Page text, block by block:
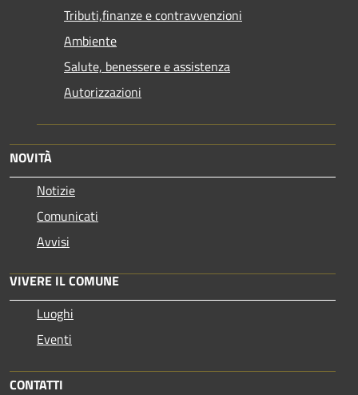
Tributi,finanze e contravvenzioni
Ambiente
Salute, benessere e assistenza
Autorizzazioni
NOVITÀ
Notizie
Comunicati
Avvisi
VIVERE IL COMUNE
Luoghi
Eventi
CONTATTI